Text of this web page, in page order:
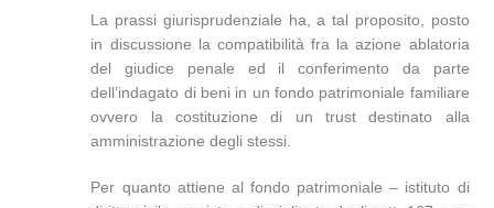
La prassi giurisprudenziale ha, a tal proposito, posto
in discussione la compatibilità fra la azione ablatoria
del giudice penale ed il conferimento da parte
dell’indagato di beni in un fondo patrimoniale familiare
ovvero la costituzione di un trust destinato alla
amministrazione degli stessi.
Per quanto attiene al fondo patrimoniale – istituto di